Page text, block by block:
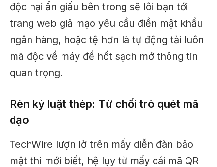
độc hại ẩn giấu bên trong sẽ lôi bạn tới
trang web giả mạo yêu cầu điền mật khẩu
ngân hàng, hoặc tệ hơn là tự động tải luôn
mã độc về máy để hốt sạch mớ thông tin
quan trọng.
Rèn kỷ luật thép: Từ chối trò quét mã
dạo
TechWire lượn lờ trên mấy diễn đàn bảo
mật thì mới biết, hệ lụy từ mấy cái mã QR